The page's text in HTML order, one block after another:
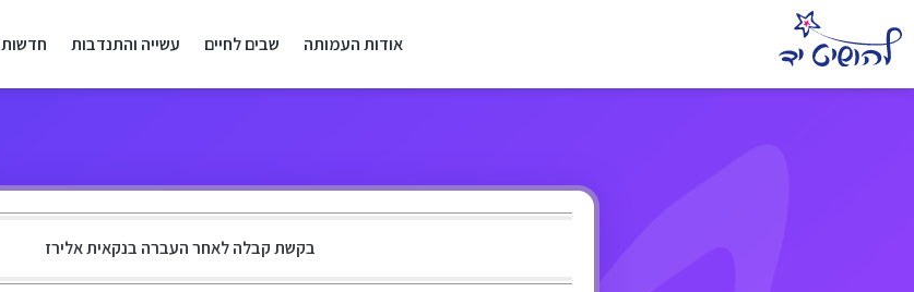
אודות העמותה שבים לחיים עשייה והתנדבות חדשות
בקשת קבלה לאחר העברה בנקאית אלירז